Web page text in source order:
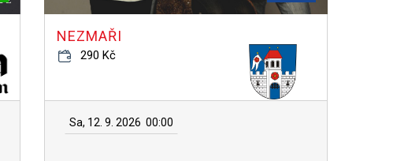
NEZMAŘI
290 Kč
Sa, 12. 9. 2026 00:00